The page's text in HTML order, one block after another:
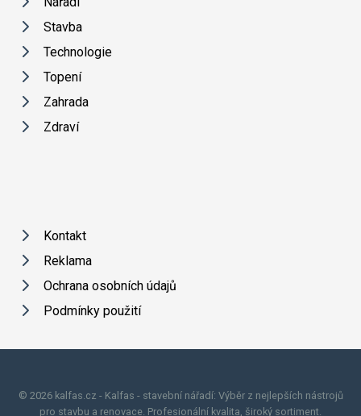
Stavba
Technologie
Topení
Zahrada
Zdraví
Kontakt
Reklama
Ochrana osobních údajů
Podmínky použití
© 2026 kalfas.cz - Kalfas - stavební nářadí: Výběr z nejlepších nástrojů
pro stavbu a renovace. Profesionální kvalita, široký sortiment.